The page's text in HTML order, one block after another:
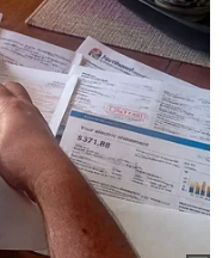
Cup 2023
(FPT, VTV5, VTV
VTV5, VTV Cần